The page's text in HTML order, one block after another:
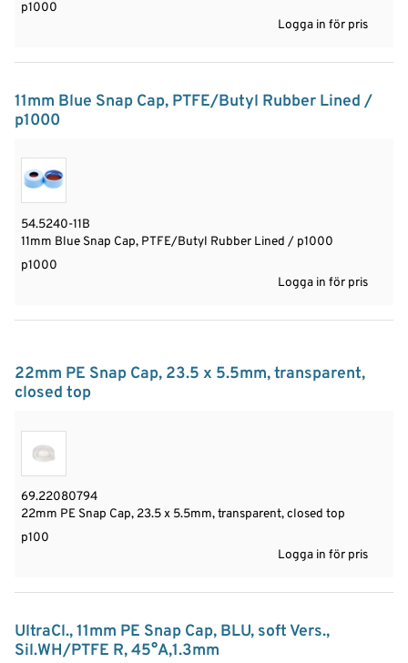
p1000
Logga in för pris
11mm Blue Snap Cap, PTFE/Butyl Rubber Lined /
p1000
54.5240-11B
11mm Blue Snap Cap, PTFE/Butyl Rubber Lined / p1000
p1000
Logga in för pris
22mm PE Snap Cap, 23.5 x 5.5mm, transparent,
closed top
69.22080794
22mm PE Snap Cap, 23.5 x 5.5mm, transparent, closed top
p100
Logga in för pris
UltraCl., 11mm PE Snap Cap, BLU, soft Vers.,
Sil.WH/PTFE R, 45°A,1.3mm